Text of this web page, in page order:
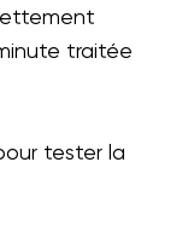
traitée
tester la